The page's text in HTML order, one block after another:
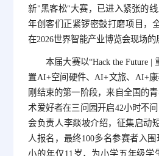
新"黑客松"大赛，已进入紧张的
年创客们正紧锣密鼓打磨项目，
在2026世界智能产业博览会现场的
本届大赛以“Hack the Future |
置AI+空间硬件、AI+文旅、AI+
刚结束的第一阶段，来自全国的
术爱好者在三问园开启42小时不
会负责人李燚坡介绍，征集启动
人报名，最终100多名参赛者入
小的年仅11岁，为小学五年级学